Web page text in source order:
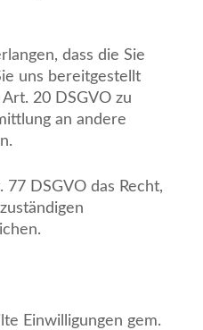
dass die Sie
uns bereitgestellt
20 DSGVO zu
an andere
DSGVO das Recht,
Einwilligungen gem.